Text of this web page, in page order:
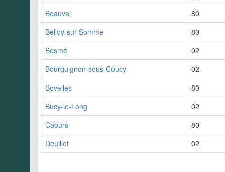
Beauval
80
Belloy-sur-Somme
80
Besmé
02
Bourguignon-sous-Coucy
02
Bovelles
80
Bucy-le-Long
02
Caours
80
Deuillet
02